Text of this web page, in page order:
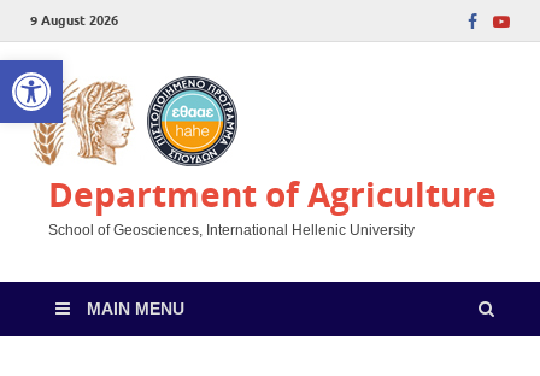
Open toolbar
9 August 2026
Department of Agriculture
School of Geosciences, International Hellenic University
MAIN MENU